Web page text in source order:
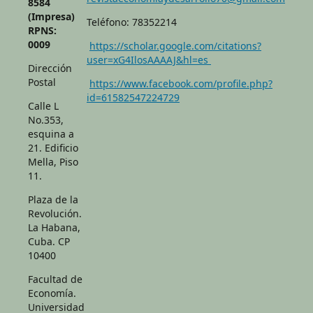
(Impresa)
RPNS:
0009
Dirección
Postal
Calle L
No.353,
esquina a
21. Edificio
Mella, Piso
11.
Plaza de la
Revolución.
La Habana,
Cuba. CP
10400
Facultad de
Economía.
Universidad
Teléfono: 78352214
https://scholar.google.com/citations?
user=xG4IlosAAAAJ&hl=es
https://www.facebook.com/profile.php?
id=61582547224729